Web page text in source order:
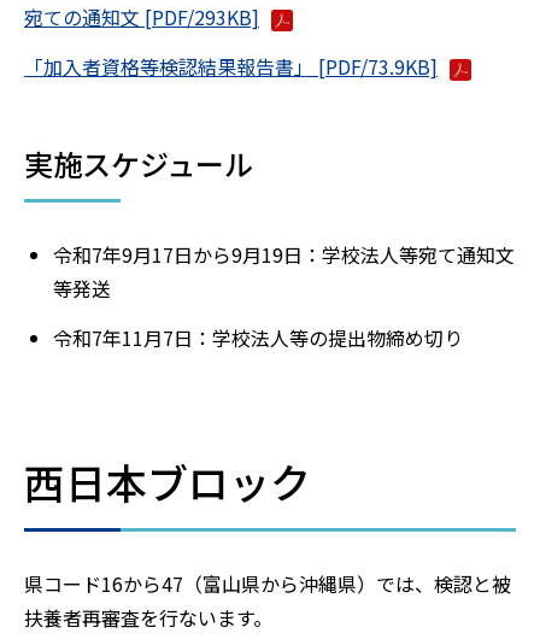
宛ての通知文 [PDF/293KB]
「加入者資格等検認結果報告書」 [PDF/73.9KB]
実施スケジュール
令和7年9月17日から9月19日：学校法人等宛て通知文
等発送
令和7年11月7日：学校法人等の提出物締め切り
西日本ブロック
県コード16から47（富山県から沖縄県）では、検認と被
扶養者再審査を行ないます。